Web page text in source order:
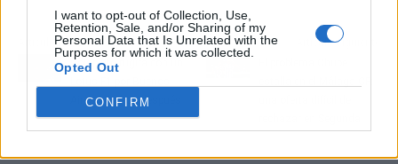
I want to opt-out of Collection, Use,
Retention, Sale, and/or Sharing of my
Personal Data that Is Unrelated with the
Purposes for which it was collected.
Opted Out
CONFIRM
Artículo anterior
Colapinto rugirá con un
Aires 14 años después
Artículo siguiente